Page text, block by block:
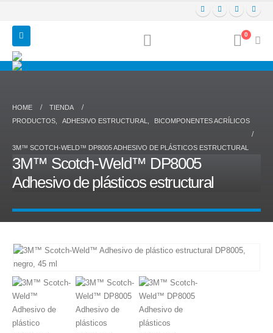
0
HOME
TIENDA
PRODUCTOS
ADHESIVO ESTRUCTURAL BICOMPONENTES ACRÍLICOS
3M™ SCOTCH-WELD™ DP8005 ADHESIVO DE PLÁSTICOS ESTRUCTURAL
3M™ Scotch-Weld™ DP8005
Adhesivo de plásticos estructural